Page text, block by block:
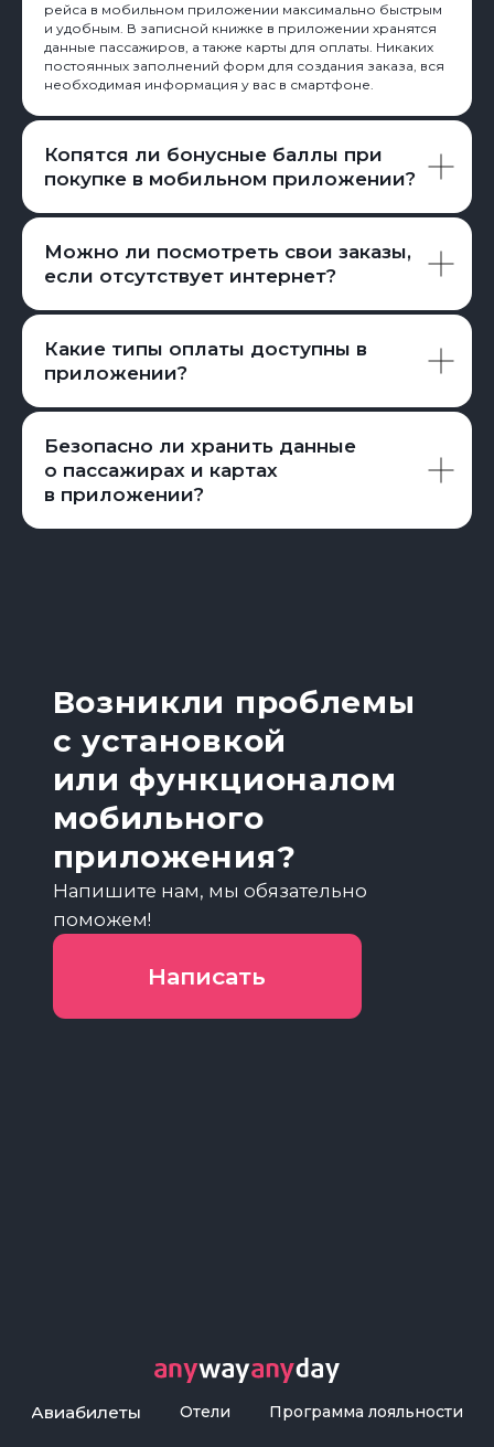
рейса в мобильном приложении максимально быстрым
и удобным. В записной книжке в приложении хранятся
данные пассажиров, а также карты для оплаты. Никаких
постоянных заполнений форм для создания заказа, вся
необходимая информация у вас в смартфоне.
Копятся ли бонусные баллы при
покупке в мобильном приложении?
Можно ли посмотреть свои заказы,
если отсутствует интернет?
Какие типы оплаты доступны в
приложении?
Безопасно ли хранить данные
о пассажирах и картах
в приложении?